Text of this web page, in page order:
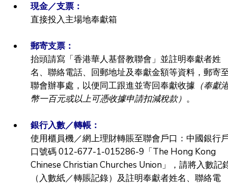
現金／支票：
直接投入主場地奉獻箱
郵寄支票：
抬頭請寫「香港華人基督教聯會」並註明奉獻者姓
名、聯絡電話、回郵地址及奉獻金額等資料，郵寄
聯會辦事處，以便同工跟進並寄回奉獻收據 （奉獻
幣一百元或以上可憑收據申請扣減稅款） 。
銀行入數／轉帳：
使用櫃員機／網上理財轉賬至聯會戶口：中國銀行
口號碼 012-677-1-015286-9「The Hong Kong
Chinese Christian Churches Union」，請將入數記
（入數紙／轉賬記錄）及註明奉獻者姓名、聯絡電